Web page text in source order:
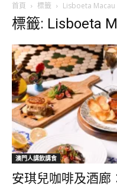
首頁 標籤 Lisboeta Macau
標籤: Lisboeta
澳門人講飲講食
安琪兒咖啡及酒廊